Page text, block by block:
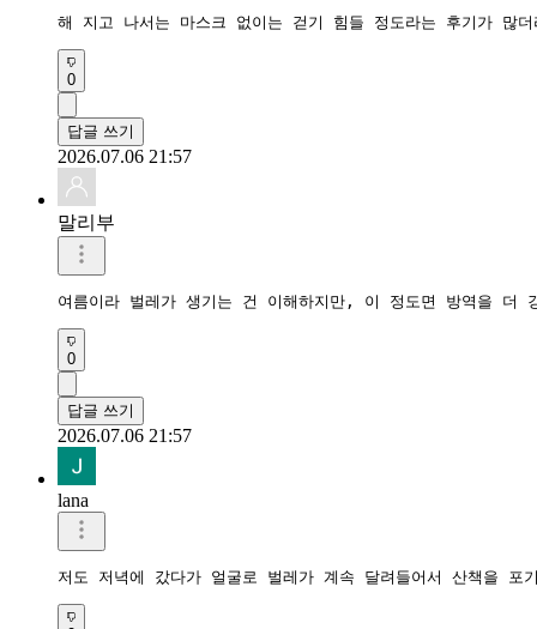
해 지고 나서는 마스크 없이는 걷기 힘들 정도라는 후기가 많더
0
답글 쓰기
2026.07.06 21:57
말리부
여름이라 벌레가 생기는 건 이해하지만, 이 정도면 방역을 더
0
답글 쓰기
2026.07.06 21:57
lana
저도 저녁에 갔다가 얼굴로 벌레가 계속 달려들어서 산책을 포